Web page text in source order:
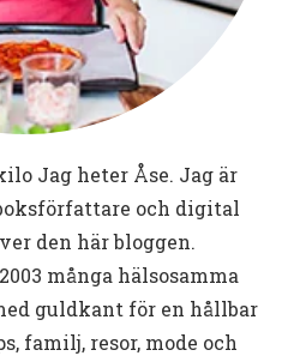
Jag heter Åse. Jag är
och digital
den här bloggen.
många hälsosamma
guldkant för en hållbar
familj, resor, mode och